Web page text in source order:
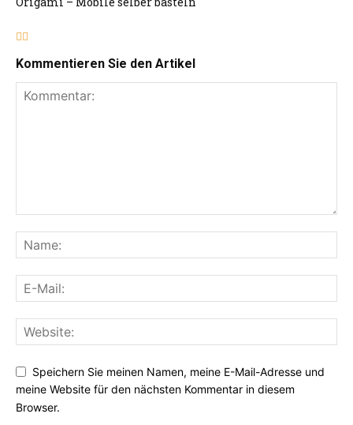
Kommentieren Sie den Artikel
Speichern Sie meinen Namen, meine E-Mail-Adresse und
meine Website für den nächsten Kommentar in diesem
Browser.